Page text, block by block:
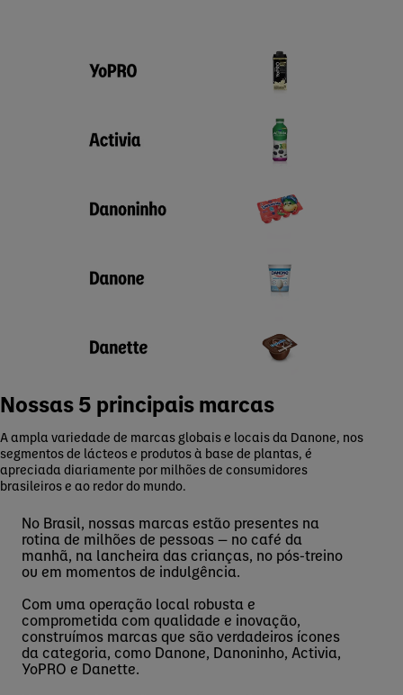
Nossas 5 principais marcas
A ampla variedade de marcas globais e locais da Danone, nos
segmentos de lácteos e produtos à base de plantas, é
apreciada diariamente por milhões de consumidores
brasileiros e ao redor do mundo.
No Brasil, nossas marcas estão presentes na
rotina de milhões de pessoas — no café da
manhã, na lancheira das crianças, no pós-treino
ou em momentos de indulgência.
Com uma operação local robusta e
comprometida com qualidade e inovação,
construímos marcas que são verdadeiros ícones
da categoria, como Danone, Danoninho, Activia,
YoPRO e Danette.